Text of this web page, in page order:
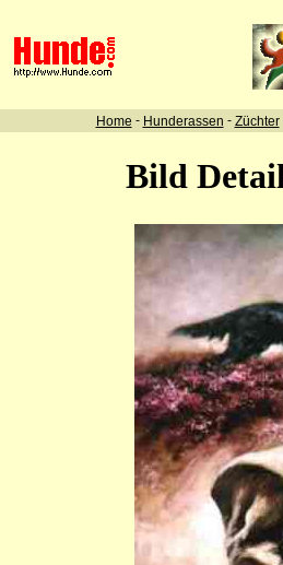
Home - Hunderassen - Züchter
Bild